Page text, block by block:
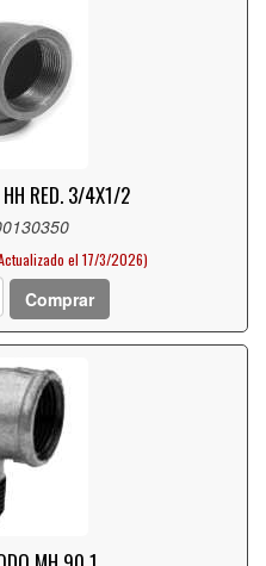
RED. 3/4X1/2
el 17/3/2026)
Comprar